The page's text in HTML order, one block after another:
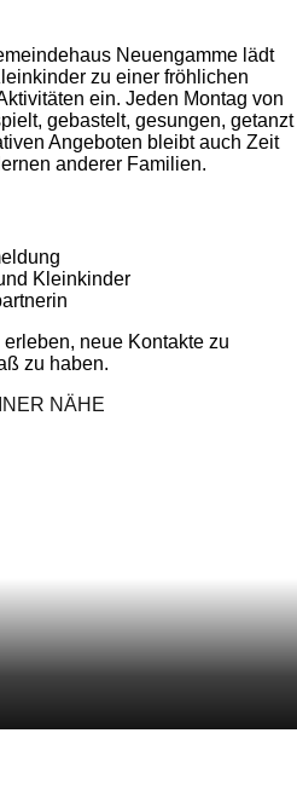
Neuengamme lädt
zu einer fröhlichen
ein. Jeden Montag von
gebastelt, gesungen, getanzt
Angeboten bleibt auch Zeit
anderer Familien.
Kleinkinder
neue Kontakte zu
zu haben.
NÄHE